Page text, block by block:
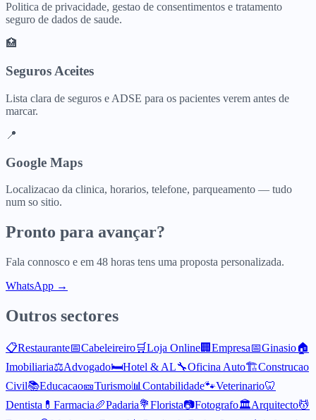
Politica de privacidade, gestao de consentimentos e tratamento
seguro de dados de saude.
🏥
Seguros Aceites
Lista clara de seguros e ADSE para os pacientes verem antes de
marcar.
📍
Google Maps
Localizacao da clinica, horarios, telefone, parqueamento — tudo
num so sitio.
Pronto para avançar?
Fala connosco e em 48 horas tens uma proposta personalizada.
WhatsApp →
Outros sectores
📋Restaurante📅Cabeleireiro🛒Loja Online🏢 Empresa📅Ginasio🏠
Imobiliaria⚖️Advogado🛏️Hotel & AL🔧Oficina Auto🏗️Construcao
Civil📚Educacao🎫Turismo📊 Contabilidade🐾Veterinario🦷
Dentista 💊 Farmacia🥖Padaria💐Florista📷Fotografo🏛️Arquitecto💆